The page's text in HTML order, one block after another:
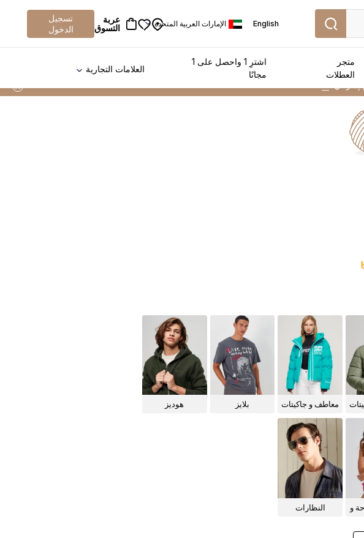
English الإمارات العربية المتحدة
عربة
التسوق
تسجيل
الدخول
متجر
العطلات
اشترِ 1 واحصل على 1
مجانًا
العلامات التجارية
معاطف و جاكيتات
بلايز هوديز
و
النظارات